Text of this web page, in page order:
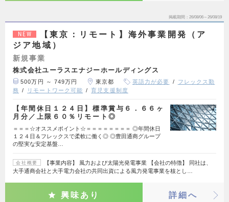
掲載期間 26/08/06～26/08/19
NEW
【東京：リモート】海外事業開発（ア
ジア地域）
新規事業
株式会社ユーラスエナジーホールディングス
500万円 ～ 749万円 東京都 英語力が必要
フレックス勤
務
リモートワーク可能 育児支援制度
【年間休日１２４日】標準賞与６．６６ヶ
月分／上限６０％リモート◎
＝＝＝☆オススメポイント☆＝＝＝＝＝＝＝＝ ◎年間休日
１２４日＆フレックスで柔軟に働く◎ ◎豊田通商グループ
の堅実な安定基盤…
会社概要
【事業内容】 風力および太陽光発電事業 【会社の特徴】 同社は、
大手通商会社と大手電力会社の共同出資による風力発電事業を核とし…
興味あり 詳細へ